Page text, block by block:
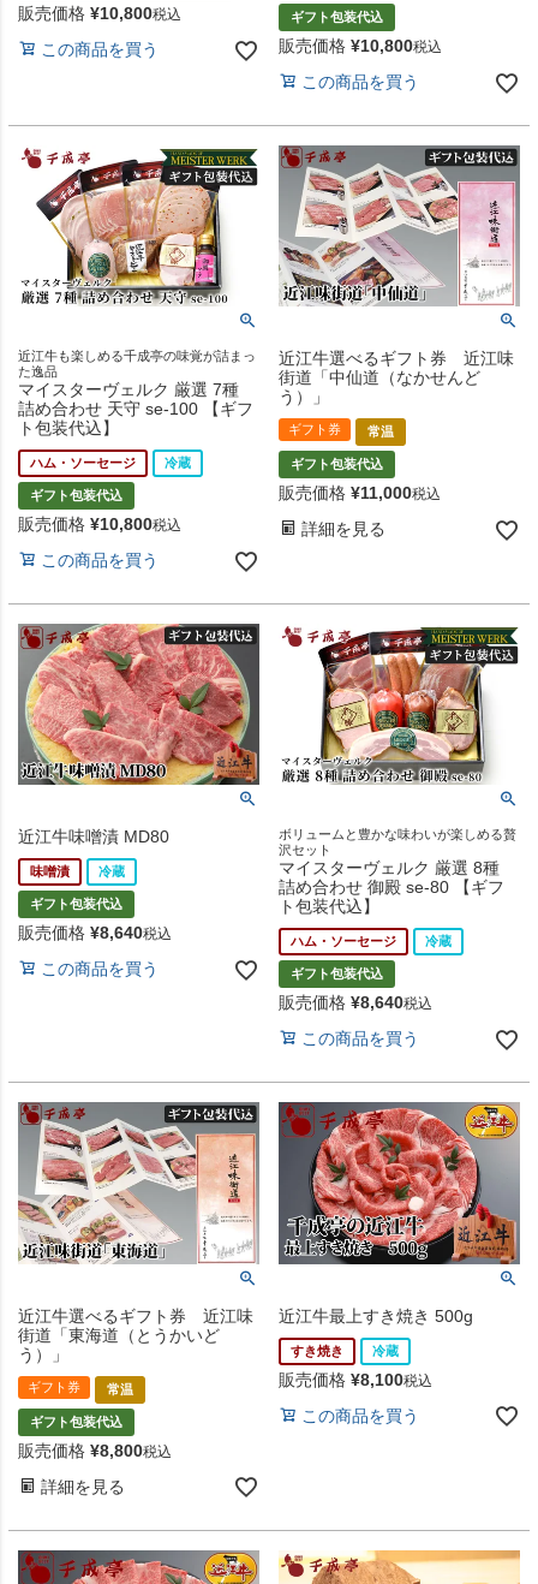
販売価格 ¥10,800税込
この商品を買う
ギフト包装代込
販売価格 ¥10,800税込
この商品を買う
近江牛も楽しめる千成亭の味覚が詰まっ
た逸品
マイスターヴェルク 厳選 7種
詰め合わせ 天守 se-100 【ギフ
ト包装代込】
ハム・ソーセージ 冷蔵
ギフト包装代込
販売価格 ¥10,800税込
この商品を買う
近江牛選べるギフト券 近江味
街道「中仙道（なかせんど
う）」
ギフト券 常温
ギフト包装代込
販売価格 ¥11,000税込
詳細を見る
近江牛味噌漬 MD80
味噌漬 冷蔵
ギフト包装代込
販売価格 ¥8,640税込
この商品を買う
ボリュームと豊かな味わいが楽しめる贅
沢セット
マイスターヴェルク 厳選 8種
詰め合わせ 御殿 se-80 【ギフ
ト包装代込】
ハム・ソーセージ 冷蔵
ギフト包装代込
販売価格 ¥8,640税込
この商品を買う
近江牛選べるギフト券 近江味
街道「東海道（とうかいど
う）」
ギフト券 常温
ギフト包装代込
販売価格 ¥8,800税込
詳細を見る
近江牛最上すき焼き 500g
すき焼き 冷蔵
販売価格 ¥8,100税込
この商品を買う